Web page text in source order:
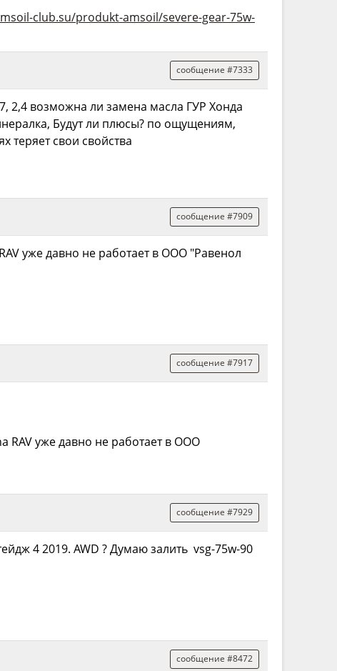
club.su/produkt-amsoil/severe-gear-75w-
сообщение #7333
2,4 возможна ли замена масла ГУР Хонда
Будут ли плюсы? по ощущениям,
теряет свои свойства
сообщение #7909
уже давно не работает в ООО "Равенол
сообщение #7917
RAV уже давно не работает в ООО
сообщение #7929
4 2019. AWD ? Думаю залить vsg-75w-90
сообщение #8472